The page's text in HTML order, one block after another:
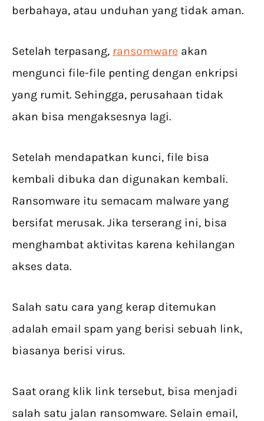
berbahaya, atau unduhan yang tidak aman.
Setelah terpasang, ransomware akan
mengunci file-file penting dengan enkripsi
yang rumit. Sehingga, perusahaan tidak
akan bisa mengaksesnya lagi.
Setelah mendapatkan kunci, file bisa
kembali dibuka dan digunakan kembali.
Ransomware itu semacam malware yang
bersifat merusak. Jika terserang ini, bisa
menghambat aktivitas karena kehilangan
akses data.
Salah satu cara yang kerap ditemukan
adalah email spam yang berisi sebuah link,
biasanya berisi virus.
Saat orang klik link tersebut, bisa menjadi
salah satu jalan ransomware. Selain email,